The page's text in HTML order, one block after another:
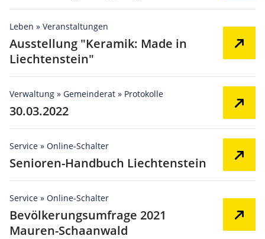
Leben » Veranstaltungen
Ausstellung "Keramik: Made in
Liechtenstein"
Verwaltung » Gemeinderat » Protokolle
30.03.2022
Service » Online-Schalter
Senioren-Handbuch Liechtenstein
Service » Online-Schalter
Bevölkerungsumfrage 2021
Mauren-Schaanwald